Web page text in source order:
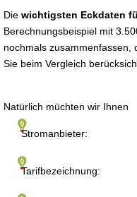
Die wichtigsten Eckdaten
Berechnungsbeispiel mit
nochmals zusammenfassen,
Sie beim Vergleich
Stromanbieter:
Tarifbezeichnung:
Natürlich müchten wir Ihnen